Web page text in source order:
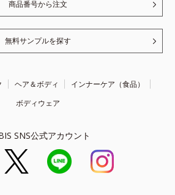
商品番号から注文
無料サンプルを探す
ヘア＆ボディ
インナーケア（食品）
ボディウェア
SNS公式アカウント